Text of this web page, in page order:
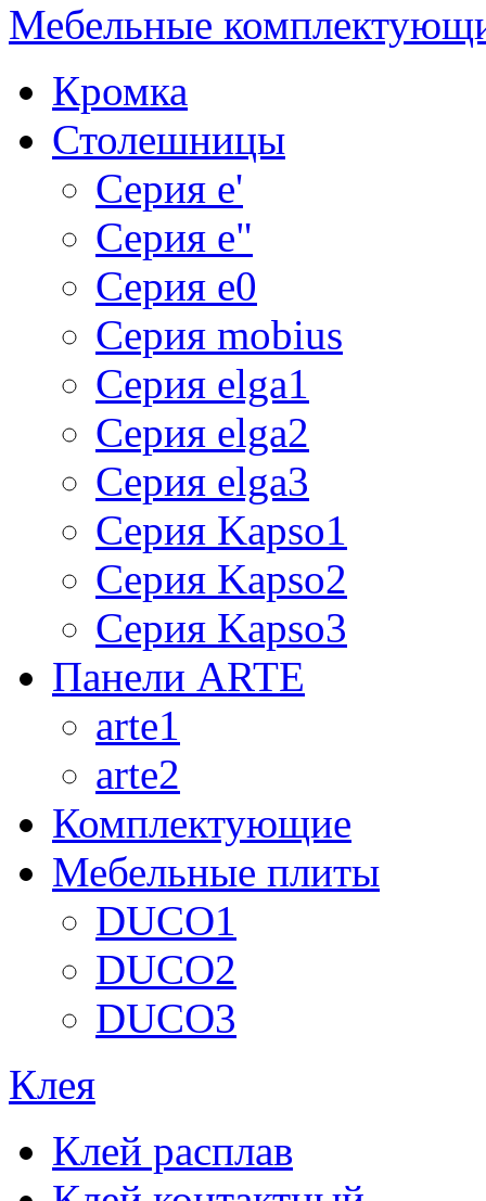
Мебельные
Кромка
Столешницы
Серия e'
Серия e"
Серия e0
Серия mobius
Серия elga1
Серия elga2
Серия elga3
Серия Kapso1
Серия Kapso2
Серия Kapso3
Панели ARTE
arte1
arte2
Комплектующие
Мебельные плиты
DUCO1
DUCO2
DUCO3
Клея
Клей расплав